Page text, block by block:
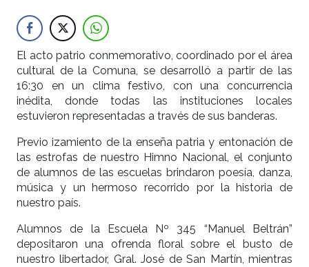
El acto patrio conmemorativo, coordinado por el área
cultural de la Comuna, se desarrolló a partir de las
16:30 en un clima festivo, con una concurrencia
inédita, donde todas las instituciones locales
estuvieron representadas a través de sus banderas.
Previo izamiento de la enseña patria y entonación de
las estrofas de nuestro Himno Nacional, el conjunto
de alumnos de las escuelas brindaron poesía, danza,
música y un hermoso recorrido por la historia de
nuestro país.
Alumnos de la Escuela Nº 345 “Manuel Beltrán”
depositaron una ofrenda floral sobre el busto de
nuestro libertador, Gral. José de San Martín, mientras